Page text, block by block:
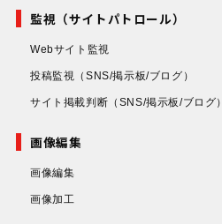
監視（サイトパトロール）
Webサイト監視
投稿監視 （SNS/掲示板/ブログ）
サイト掲載判断 （SNS/掲示板/ブログ）
画像編集
画像編集
画像加工